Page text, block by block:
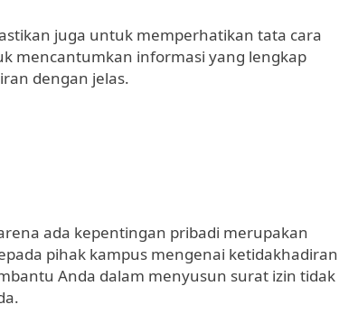
juga untuk memperhatikan tata cara
mencantumkan informasi yang lengkap
dengan jelas.
ada kepentingan pribadi merupakan
pihak kampus mengenai ketidakhadiran
Anda dalam menyusun surat izin tidak